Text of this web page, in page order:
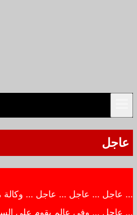
عاجل
… عاجل … عاجل … عاجل … وكالة
… عاجل … وفي عالم يقوم على